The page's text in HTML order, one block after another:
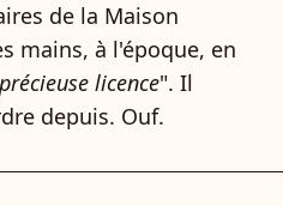
de la Maison
mains, à l'époque, en
licence". Il
depuis. Ouf.